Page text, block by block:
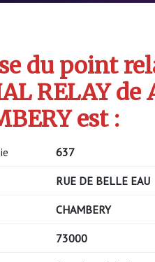
du point
RELAY de
est :
637
RUE DE BELLE EAU
CHAMBERY
73000